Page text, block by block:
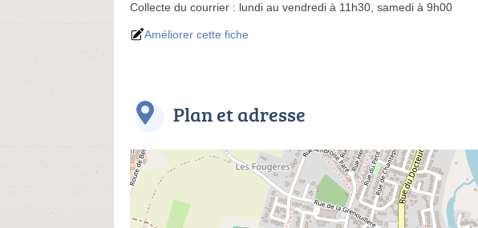
Collecte du courrier : lundi au vendredi à 11h30, samedi à 9h00
Améliorer cette fiche
Plan et adresse